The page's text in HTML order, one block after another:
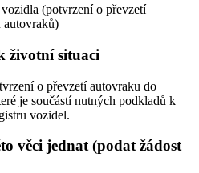
(potvrzení o převzetí
autovraků)
životní situaci
o převzetí autovraku do
je součástí nutných podkladů k
vozidel.
věci jednat (podat žádost